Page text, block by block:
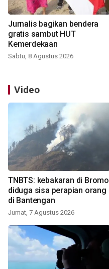
Jurnalis bagikan bendera
gratis sambut HUT
Kemerdekaan
Sabtu, 8 Agustus 2026
Video
TNBTS: kebakaran di Bromo
diduga sisa perapian orang
di Bantengan
Jumat, 7 Agustus 2026